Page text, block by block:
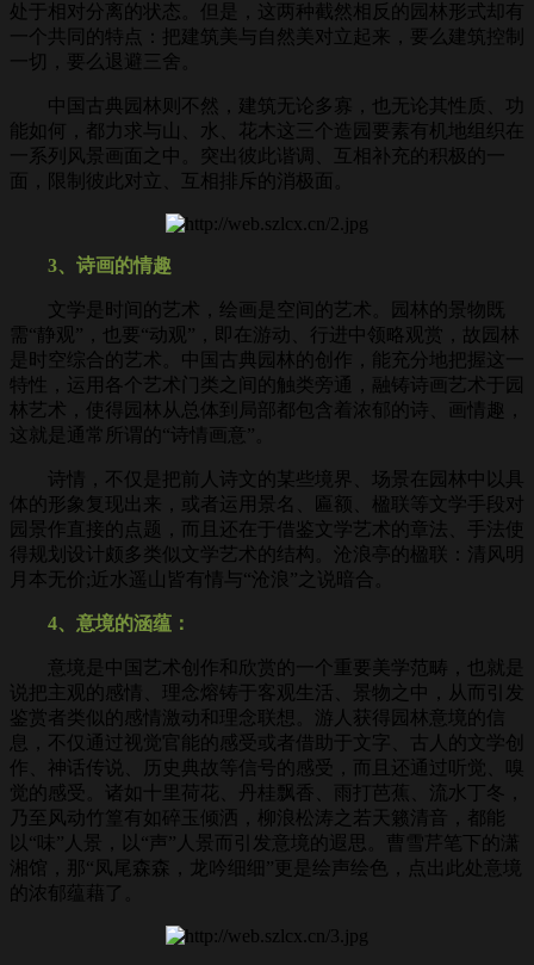
处于相对分离的状态。但是，这两种截然相反的园林形式却有
一个共同的特点：把建筑美与自然美对立起来，要么建筑控制
一切，要么退避三舍。
中国古典园林则不然，建筑无论多寡，也无论其性质、功
能如何，都力求与山、水、花木这三个造园要素有机地组织在
一系列风景画面之中。突出彼此谐调、互相补充的积极的一
面，限制彼此对立、互相排斥的消极面。
3、诗画的情趣
文学是时间的艺术，绘画是空间的艺术。园林的景物既
需“静观”，也要“动观”，即在游动、行进中领略观赏，故园林
是时空综合的艺术。中国古典园林的创作，能充分地把握这一
特性，运用各个艺术门类之间的触类旁通，融铸诗画艺术于园
林艺术，使得园林从总体到局部都包含着浓郁的诗、画情趣，
这就是通常所谓的“诗情画意”。
诗情，不仅是把前人诗文的某些境界、场景在园林中以具
体的形象复现出来，或者运用景名、匾额、楹联等文学手段对
园景作直接的点题，而且还在于借鉴文学艺术的章法、手法使
得规划设计颇多类似文学艺术的结构。沧浪亭的楹联：清风明
月本无价;近水遥山皆有情与“沧浪”之说暗合。
4、意境的涵蕴：
意境是中国艺术创作和欣赏的一个重要美学范畴，也就是
说把主观的感情、理念熔铸于客观生活、景物之中，从而引发
鉴赏者类似的感情激动和理念联想。游人获得园林意境的信
息，不仅通过视觉官能的感受或者借助于文字、古人的文学创
作、神话传说、历史典故等信号的感受，而且还通过听觉、嗅
觉的感受。诸如十里荷花、丹桂飘香、雨打芭蕉、流水丁冬，
乃至风动竹篁有如碎玉倾洒，柳浪松涛之若天籁清音，都能
以“味”人景，以“声”人景而引发意境的遐思。曹雪芹笔下的潇
湘馆，那“凤尾森森，龙吟细细”更是绘声绘色，点出此处意境
的浓郁蕴藉了。